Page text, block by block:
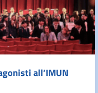
all’IMUN